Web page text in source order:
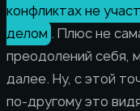
конфликтах не
делом . Плюс не
преодолений себя,
далее. Ну, с этой
по-другому это